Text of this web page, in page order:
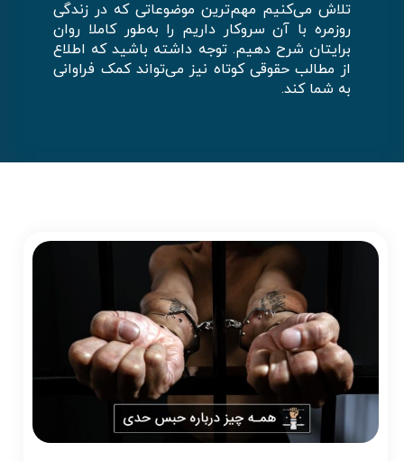
تلاش می‌کنیم مهم‌ترین موضوعاتی که در زندگی
روزمره با آن سروکار داریم را به‌طور کاملا روان
برایتان شرح دهیم. توجه داشته باشید که اطلاع
از مطالب حقوقی کوتاه نیز می‌تواند کمک فراوانی
به شما کند.